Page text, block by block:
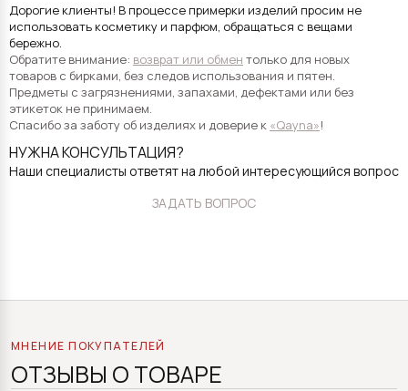
Дорогие клиенты! В процессе примерки изделий просим не
использовать косметику и парфюм, обращаться с вещами
бережно.
Обратите внимание: возврат или обмен только для новых
товаров с бирками, без следов использования и пятен.
Предметы с загрязнениями, запахами, дефектами или без
этикеток не принимаем.
Спасибо за заботу об изделиях и доверие к «Qayna»!
НУЖНА КОНСУЛЬТАЦИЯ?
Наши специалисты ответят на любой интересующийся вопрос
ЗАДАТЬ ВОПРОС
МНЕНИЕ ПОКУПАТЕЛЕЙ
ОТЗЫВЫ О ТОВАРЕ